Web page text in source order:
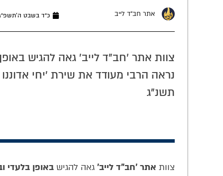
אתר חב"ד לייב כ״ד בשבט ה׳תשפ״ג
צוות אתר 'חב"ד לייב' גאה להגיש
נראה הרבי מעודד את שירת 'יחי
תשנ"ג
צוות אתר 'חב"ד לייב' גאה להגיש באופן בלעדי